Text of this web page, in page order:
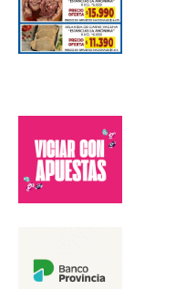
Número de teléfono